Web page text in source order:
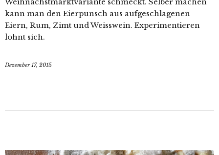
kann man den Eierpunsch aus aufgeschlagenen
Eiern, Rum, Zimt und Weisswein. Experimentieren
lohnt sich.
Dezember 17, 2015